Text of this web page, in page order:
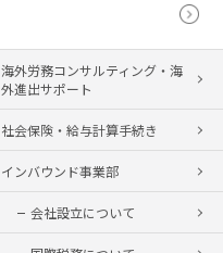
海外労務コンサルティング・海
外進出サポート
社会保険・給与計算手続き
インバウンド事業部
会社設立について